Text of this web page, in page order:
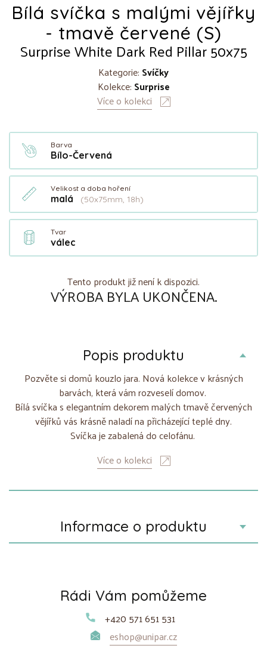
Bílá svíčka s malými vějířky
- tmavě červené (S)
Surprise White Dark Red Pillar 50x75
Kategorie: Svíčky
Kolekce: Surprise
Více o kolekci
Barva
Bílo-Červená
Velikost a doba hoření
malá (50x75mm, 18h)
Tvar
válec
Tento produkt již není k dispozici.
VÝROBA BYLA UKONČENA.
Popis produktu
Pozvěte si domů kouzlo jara. Nová kolekce v krásných
barvách, která vám rozveselí domov.
Bílá svíčka s elegantním dekorem malých tmavě červených
vějířků vás krásně naladí na přicházející teplé dny.
Svíčka je zabalená do celofánu.
Více o kolekci
Informace o produktu
Rádi Vám pomůžeme
+420 571 651 531
eshop@unipar.cz